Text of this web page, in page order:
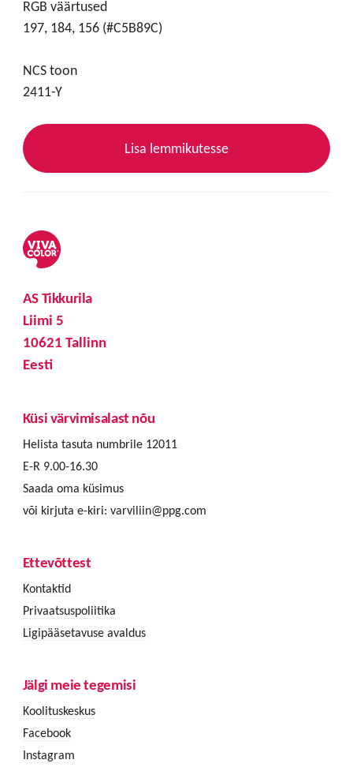
RGB väärtused
197, 184, 156 (#C5B89C)
NCS toon
2411-Y
Lisa lemmikutesse
AS Tikkurila
Liimi 5
10621 Tallinn
Eesti
Küsi värvimisalast nõu
Helista tasuta numbrile 12011
E-R 9.00-16.30
Saada oma küsimus
või kirjuta e-kiri: varviliin@ppg.com
Ettevõttest
Kontaktid
Privaatsuspoliitika
Ligipääsetavuse avaldus
Jälgi meie tegemisi
Koolituskeskus
Facebook
Instagram